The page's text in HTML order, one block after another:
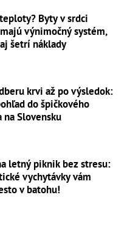
Byty v srdci
výnimočný systém,
šetrí náklady
krvi až po výsledok:
do špičkového
Slovensku
letný piknik bez stresu:
vychytávky vám
v batohu!